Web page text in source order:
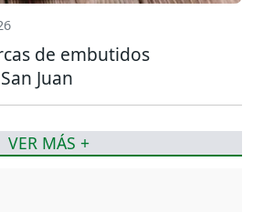
de embutidos
Juan
VER MÁS +